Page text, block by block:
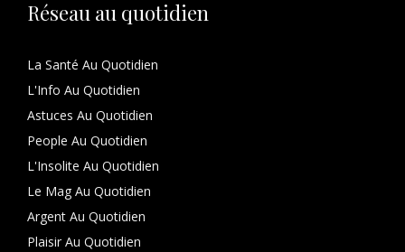
Réseau au quotidien
La Santé Au Quotidien
L'Info Au Quotidien
Astuces Au Quotidien
People Au Quotidien
L'Insolite Au Quotidien
Le Mag Au Quotidien
Argent Au Quotidien
Plaisir Au Quotidien